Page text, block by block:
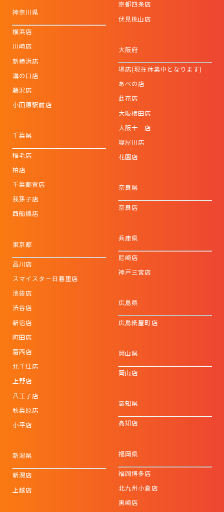
神奈川県
横浜店
川崎店
新横浜店
溝の口店
藤沢店
小田原駅前店
千葉県
稲毛店
柏店
千葉都賀店
我孫子店
西船橋店
東京都
品川店
スマイスター日暮里店
池袋店
渋谷店
新宿店
町田店
葛西店
北千住店
上野店
八王子店
秋葉原店
小平店
新潟県
新潟店
上越店
京都四条店
伏見桃山店
大阪府
堺店(現在休業中となります)
あべの店
此花店
大阪梅田店
大阪十三店
寝屋川店
花園店
奈良県
奈良店
兵庫県
尼崎店
神戸三宮店
広島県
広島紙屋町店
岡山県
岡山店
高知県
高知店
福岡県
福岡博多店
北九州小倉店
黒崎店